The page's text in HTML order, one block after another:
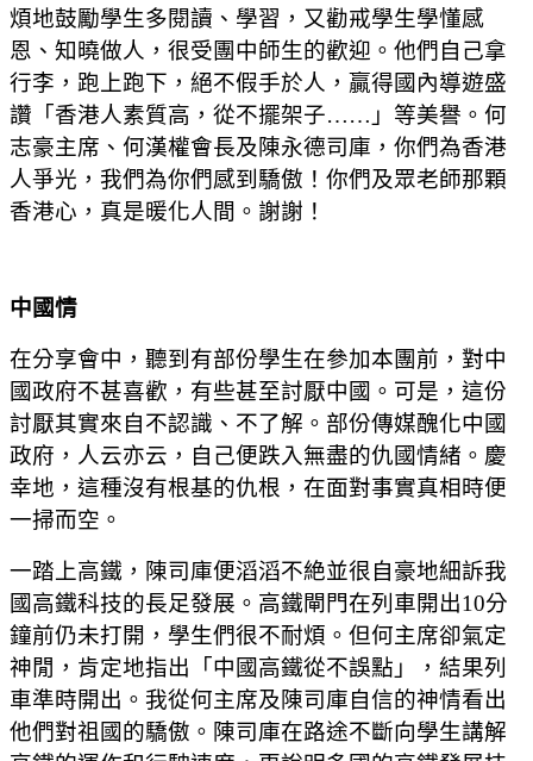
煩地鼓勵學生多閱讀、學習，又勸戒學生學懂感
恩、知曉做人，很受團中師生的歡迎。他們自己拿
行李，跑上跑下，絕不假手於人，贏得國內導遊盛
讚「香港人素質高，從不擺架子……」等美譽。何
志豪主席、何漢權會長及陳永德司庫，你們為香港
人爭光，我們為你們感到驕傲！你們及眾老師那顆
香港心，真是暖化人間。謝謝！
中國情
在分享會中，聽到有部份學生在參加本團前，對中
國政府不甚喜歡，有些甚至討厭中國。可是，這份
討厭其實來自不認識、不了解。部份傳媒醜化中國
政府，人云亦云，自己便跌入無盡的仇國情緒。慶
幸地，這種沒有根基的仇根，在面對事實真相時便
一掃而空。
一踏上高鐵，陳司庫便滔滔不絶並很自豪地細訴我
國高鐵科技的長足發展。高鐵閘門在列車開出10分
鐘前仍未打開，學生們很不耐煩。但何主席卻氣定
神閒，肯定地指出「中國高鐵從不誤點」，結果列
車準時開出。我從何主席及陳司庫自信的神情看出
他們對祖國的驕傲。陳司庫在路途不斷向學生講解